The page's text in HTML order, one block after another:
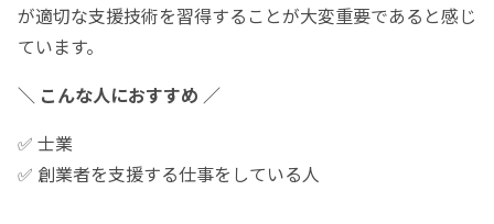
が適切な支援技術を習得することが大変重要であると感じ
ています。
＼ こんな人におすすめ ／
✅ 士業
✅ 創業者を支援する仕事をしている人